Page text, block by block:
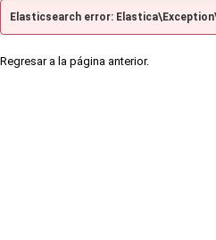
Elasticsearch error:
Regresar a la página anterior.